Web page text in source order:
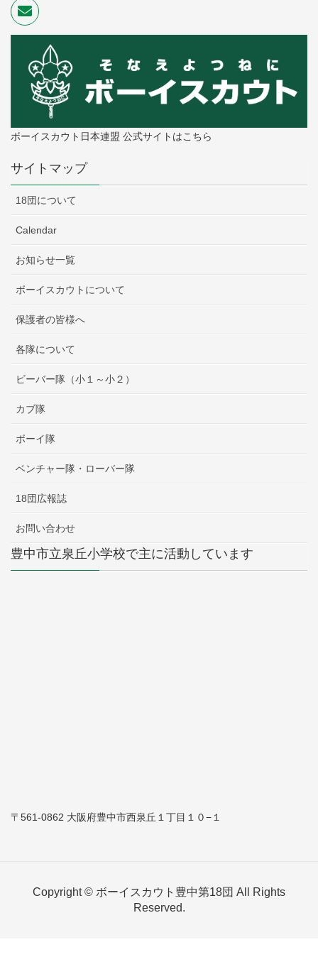
ボーイスカウト日本連盟 公式サイトはこちら
サイトマップ
18団について
Calendar
お知らせ一覧
ボーイスカウトについて
保護者の皆様へ
各隊について
ビーバー隊（小１～小２）
カブ隊
ボーイ隊
ベンチャー隊・ローバー隊
18団広報誌
お問い合わせ
豊中市立泉丘小学校で主に活動しています
〒561-0862 大阪府豊中市西泉丘１丁目１０−１
Copyright © ボーイスカウト豊中第18団 All Rights
Reserved.